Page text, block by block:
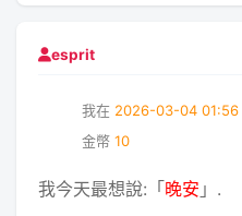
esprit
我在 2026-03-04 01:56
金幣 10
我今天最想說:「 晚安 」.